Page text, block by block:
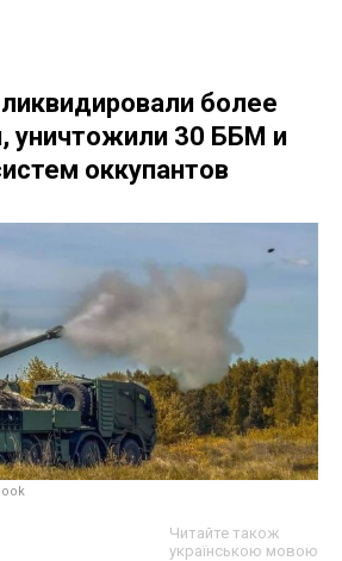
более
уничтожили 30 ББМ и
оккупантов
Читайте також
українською мовою